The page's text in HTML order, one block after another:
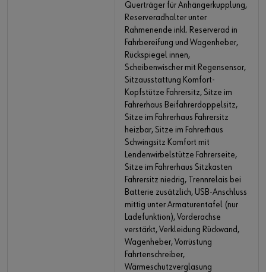
Querträger für Anhängerkupplung,
Reserveradhalter unter
Rahmenende inkl. Reserverad in
Fahrbereifung und Wagenheber,
Rückspiegel innen,
Scheibenwischer mit Regensensor,
Sitzausstattung Komfort-
Kopfstütze Fahrersitz, Sitze im
Fahrerhaus Beifahrerdoppelsitz,
Sitze im Fahrerhaus Fahrersitz
heizbar, Sitze im Fahrerhaus
Schwingsitz Komfort mit
Lendenwirbelstütze Fahrerseite,
Sitze im Fahrerhaus Sitzkasten
Fahrersitz niedrig, Trennrelais bei
Batterie zusätzlich, USB-Anschluss
mittig unter Armaturentafel (nur
Ladefunktion), Vorderachse
verstärkt, Verkleidung Rückwand,
Wagenheber, Vorrüstung
Fahrtenschreiber,
Wärmeschutzverglasung